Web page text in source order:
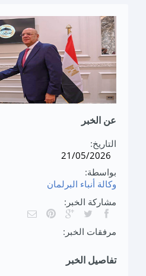
عن الخبر
التاريخ:
21/05/2026
بواسطة:
وكالة أنباء البرلمان
مشاركة الخبر:
مرفقات الخبر:
تفاصيل الخبر